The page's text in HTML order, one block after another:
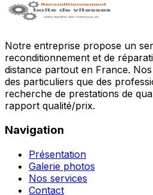
Notre entreprise propose un
reconditionnement et de
distance partout en France.
des particuliers que des
recherche de prestations de
rapport qualité/prix.
Navigation
Présentation
Galerie photos
Nos services
Contact